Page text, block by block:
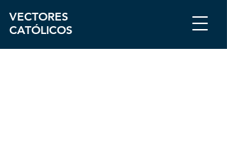
VECTORES
CATÓLICOS